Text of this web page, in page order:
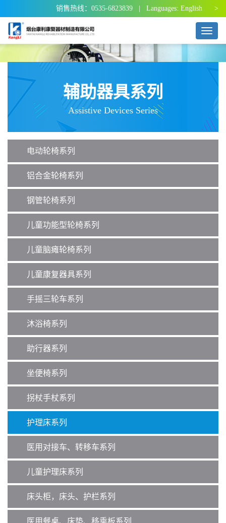
销售热线：0535-6823839 | Languages: English >
T
o
g
i
g
i
辅助器具系列
Assistive Devices Series
电动轮椅系列
铝合金轮椅系列
钢管轮椅系列
儿童功能型轮椅系列
儿童脑瘫轮椅系列
儿童康复器具系列
手摇三轮车系列
沐浴椅系列
助行器系列
坐便椅系列
拐杖手杖系列
护理床系列
医用对接车、转移车系列
儿童护理床系列
床头柜，床头、护栏系列
医用餐桌、床垫、移乘板系列